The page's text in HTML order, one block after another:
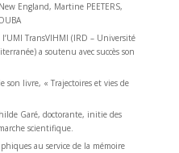
England, Martine PEETERS,
TransVIHMI (IRD – Université
a soutenu avec succès son
son livre, « Trajectoires et vies de
Garé, doctorante, initie des
scientifique.
au service de la mémoire